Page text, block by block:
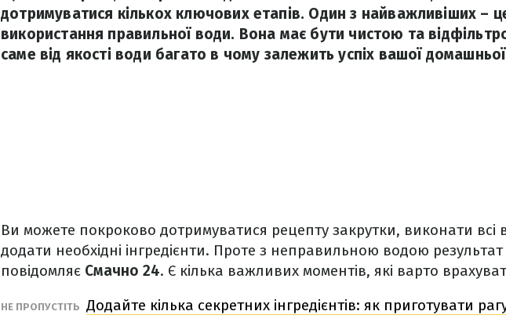
дотримуватися кількох ключових етапів. Один з найважливіших –
використання правильної води. Вона має бути чистою та
саме від якості води багато в чому залежить успіх вашої
Ви можете покроково дотримуватися рецепту закрутки, виконати всі
додати необхідні інгредієнти. Проте з неправильною водою
повідомляє Смачно 24. Є кілька важливих моментів, які варто
НЕ ПРОПУСТІТЬ Додайте кілька секретних інгредієнтів: як приготувати